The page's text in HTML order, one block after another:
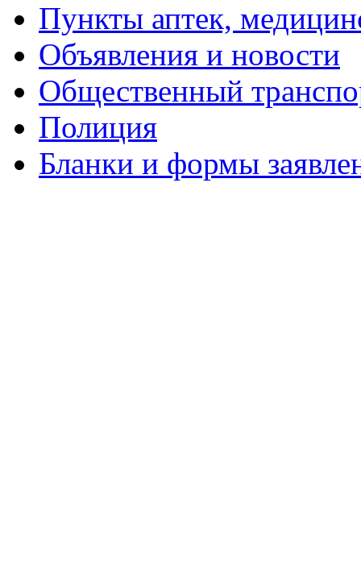
Пункты аптек,
Объявления и новости
Общественный
Полиция
Бланки и формы